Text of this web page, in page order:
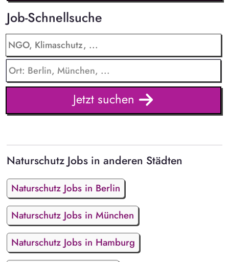
Job-Schnellsuche
Jetzt suchen
Naturschutz Jobs in anderen Städten
Naturschutz Jobs in Berlin
Naturschutz Jobs in München
Naturschutz Jobs in Hamburg